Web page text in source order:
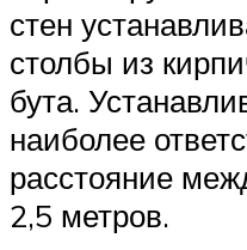
стен
столбы из
бута.
наиболее
расстояние
2,5 метров.